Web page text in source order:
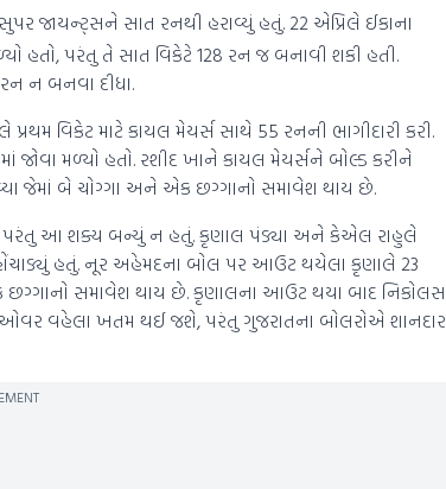
જાયન્ટ્સને સાત રનથી હરાવ્યું હતું. 22 એપ્રિલે ઈકાના
હતો, પરંતુ તે સાત વિકેટે 128 રન જ બનાવી શકી હતી.
રન ન બનવા દીધા.
વિકેટ માટે કાયલ મેયર્સ સાથે 55 રનની ભાગીદારી કરી.
મળ્યો હતો. રશીદ ખાને કાયલ મેયર્સને બોલ્ડ કરીને
જેમાં બે ચોગ્ગા અને એક છગ્ગાનો સમાવેશ થાય છે.
પરંતુ આ શક્ય બન્યું ન હતું. કૃણાલ પંડ્યા અને કેએલ રાહુલે
હતું. નૂર અહેમદના બોલ પર આઉટ થયેલા કૃણાલે 23
સમાવેશ થાય છે. કૃણાલના આઉટ થયા બાદ નિકોલસ
વહેલા ખતમ થઈ જશે, પરંતુ ગુજરાતના બોલરોએ શાનદાર